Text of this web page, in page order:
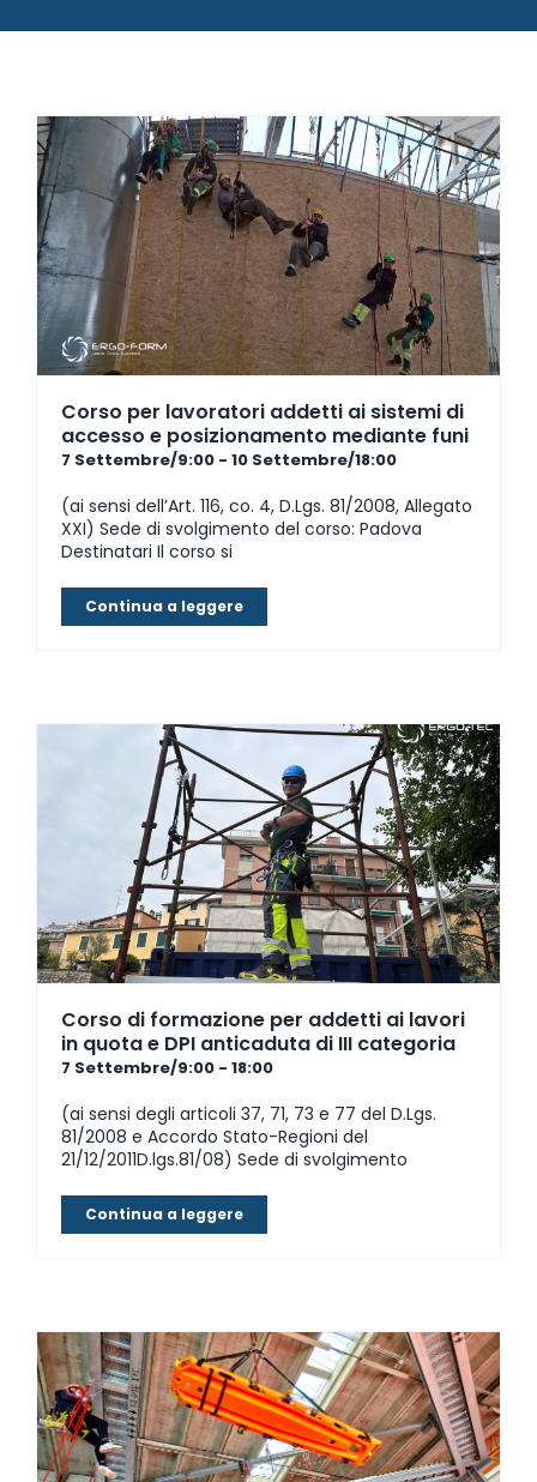
Corso per lavoratori addetti ai sistemi di
accesso e posizionamento mediante funi
7 Settembre/9:00- 10 Settembre/18:00
(ai sensi dell’Art. 116, co. 4, D.Lgs. 81/2008, Allegato
XXI) Sede di svolgimento del corso: Padova
Destinatari Il corso si
Continua a leggere
Corso di formazione per addetti ai lavori
in quota e DPI anticaduta di III categoria
7 Settembre/9:00- 18:00
(ai sensi degli articoli 37, 71, 73 e 77 del D.Lgs.
81/2008 e Accordo Stato-Regioni del
21/12/2011D.lgs.81/08) Sede di svolgimento
Continua a leggere